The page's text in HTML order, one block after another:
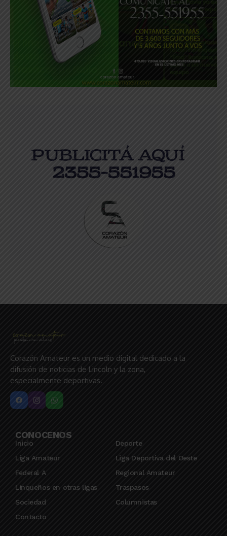
Corazón Amateur es un medio digital dedicado a la
difusión de noticias de Lincoln y la zona,
especialmente deportivas.
CONOCENOS
Inicio
Deporte
Liga Amateur
Liga Deportiva del Oeste
Federal A
Regional Amateur
Linqueños en otras ligas
Traspasos
Sociedad
Columnistas
Contacto